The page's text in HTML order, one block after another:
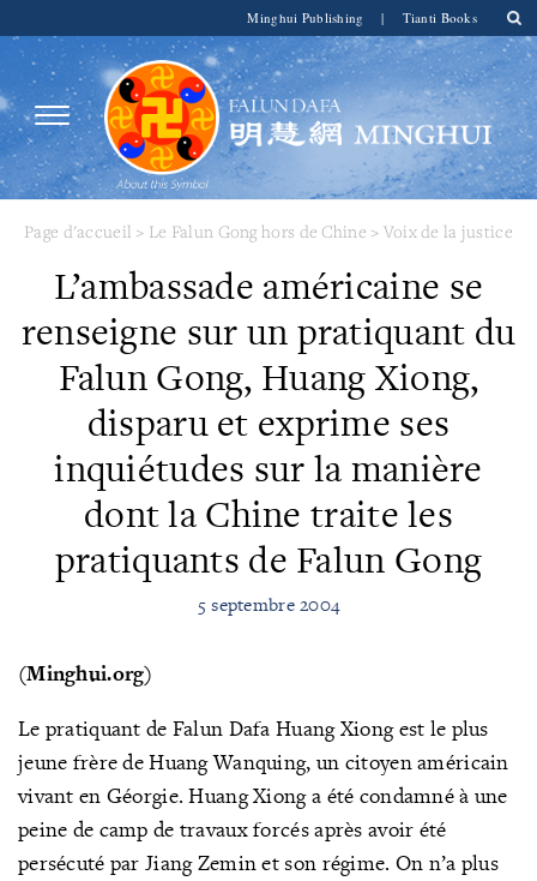
Minghui Publishing | Tianti Books
Page d'accueil > Le Falun Gong hors de Chine > Voix de la justice
L’ambassade américaine se
renseigne sur un pratiquant du
Falun Gong, Huang Xiong,
disparu et exprime ses
inquiétudes sur la manière
dont la Chine traite les
pratiquants de Falun Gong
5 septembre 2004
(Minghui.org)
Le pratiquant de Falun Dafa Huang Xiong est le plus
jeune frère de Huang Wanquing, un citoyen américain
vivant en Géorgie. Huang Xiong a été condamné à une
peine de camp de travaux forcés après avoir été
persécuté par Jiang Zemin et son régime. On n’a plus